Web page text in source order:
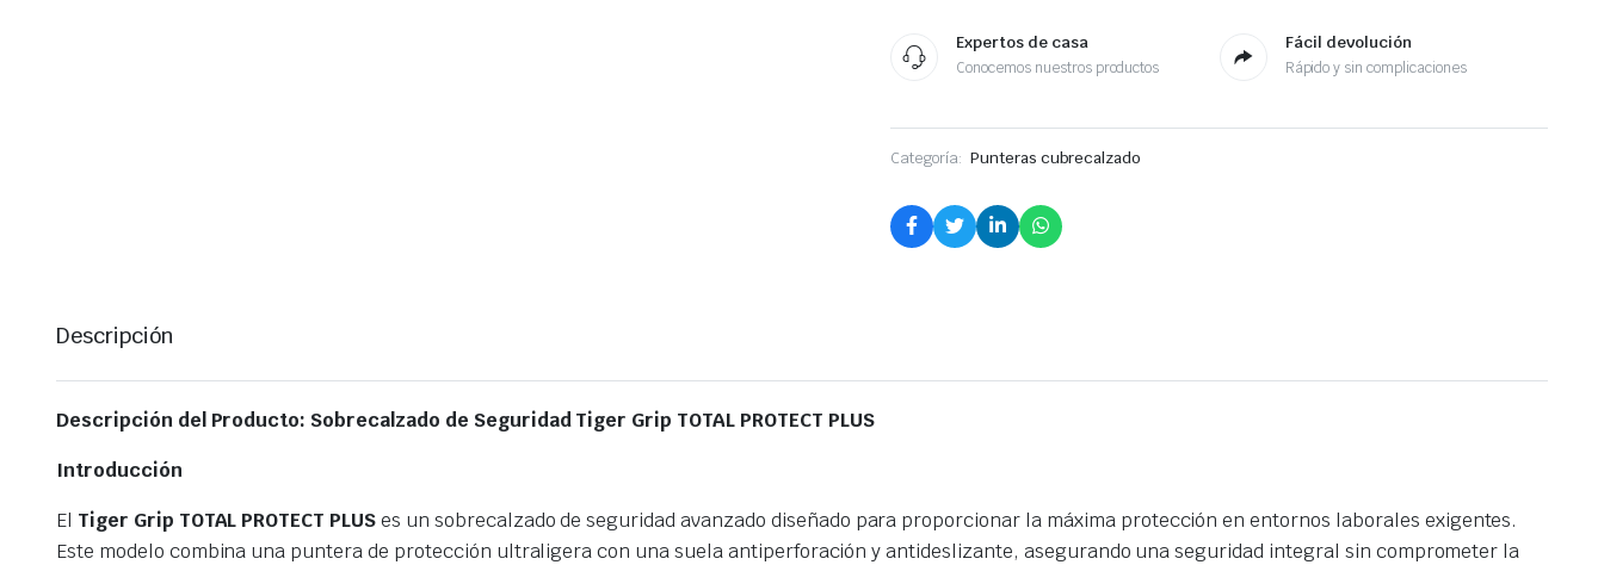
Expertos de casa
Conocemos nuestros productos
Fácil devolución
Rápido y sin complicaciones
Categoría: Punteras cubrecalzado
Descripción
Descripción del Producto: Sobrecalzado de Seguridad Tiger Grip TOTAL PROTECT PLUS
Introducción
El Tiger Grip TOTAL PROTECT PLUSes un sobrecalzado de seguridad avanzado diseñado para proporcionar la máxima protección en entornos laborales exigentes.
Este modelo combina una puntera de protección ultraligera con una suela antiperforación y antideslizante, asegurando una seguridad integral sin comprometer la